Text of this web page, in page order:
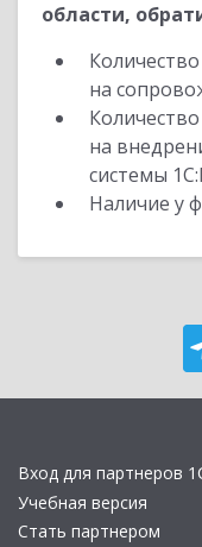
области,
на
на
системы
Наличие у
Вход для партнеров
Учебная версия
Стать партнером